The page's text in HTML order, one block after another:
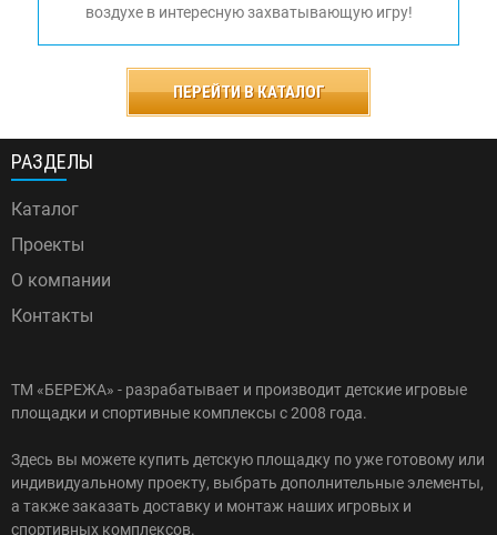
воздухе в интересную захватывающую игру!
ПЕРЕЙТИ В КАТАЛОГ
РАЗДЕЛЫ
Каталог
Проекты
О компании
Контакты
ТМ «БЕРЕЖА» - разрабатывает и производит детские игровые
площадки и спортивные комплексы с 2008 года.
Здесь вы можете купить детскую площадку по уже готовому или
индивидуальному проекту, выбрать дополнительные элементы,
а также заказать доставку и монтаж наших игровых и
спортивных комплексов.